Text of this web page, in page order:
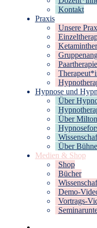
Kontakt
Praxis
Unsere
Paartherapie
Hypnose und
Über
Über
Über
Medien & Shop
Shop
Bücher
Demo-
Vortrags-